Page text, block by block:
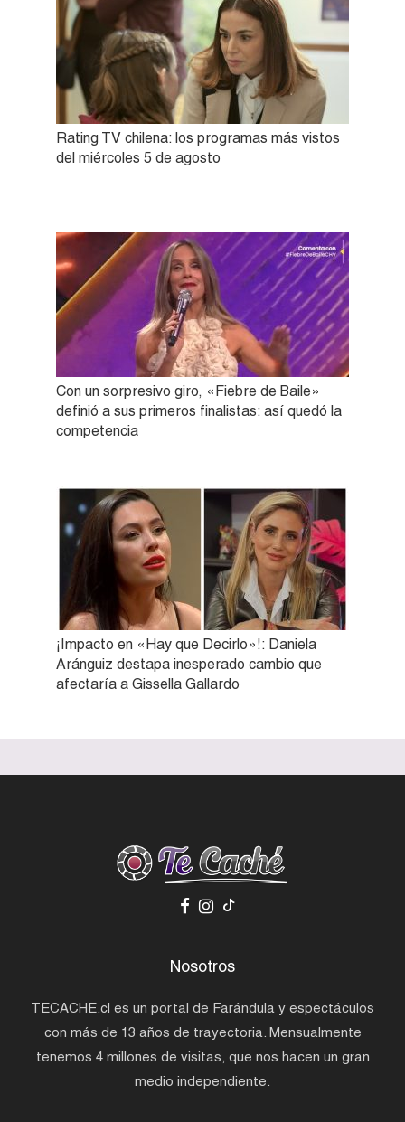
Rating TV chilena: los programas más vistos
del miércoles 5 de agosto
Con un sorpresivo giro, «Fiebre de Baile»
definió a sus primeros finalistas: así quedó la
competencia
¡Impacto en «Hay que Decirlo»!: Daniela
Aránguiz destapa inesperado cambio que
afectaría a Gissella Gallardo
Nosotros
TECACHE.cl es un portal de Farándula y espectáculos
con más de 13 años de trayectoria. Mensualmente
tenemos 4 millones de visitas, que nos hacen un gran
medio independiente.